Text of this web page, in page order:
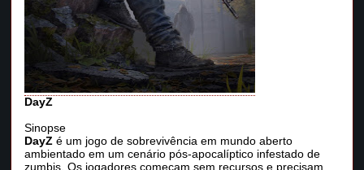
DayZ
Sinopse
DayZ é um jogo de sobrevivência em mundo aberto
ambientado em um cenário pós-apocalíptico infestado de
zumbis. Os jogadores começam sem recursos e precisam